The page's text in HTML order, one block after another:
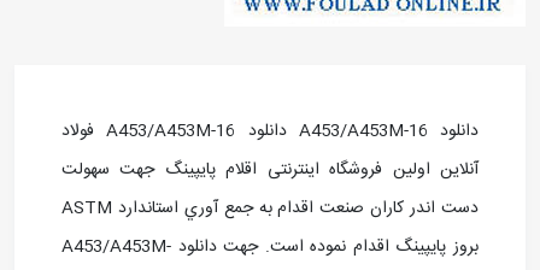
دانلود A453/A453M-16 دانلود A453/A453M-16 فولاد
آنلاین اولین فروشگاه اینترنتی اقلام پایپینگ جهت سهولت
دست اندر کاران صنعت اقدام به جمع آوري استاندارد ASTM
بروز پايپينگ اقدام نموده است. جهت دانلود A453/A453M-